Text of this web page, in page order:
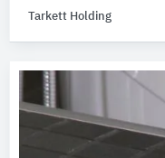
Tarkett Holding